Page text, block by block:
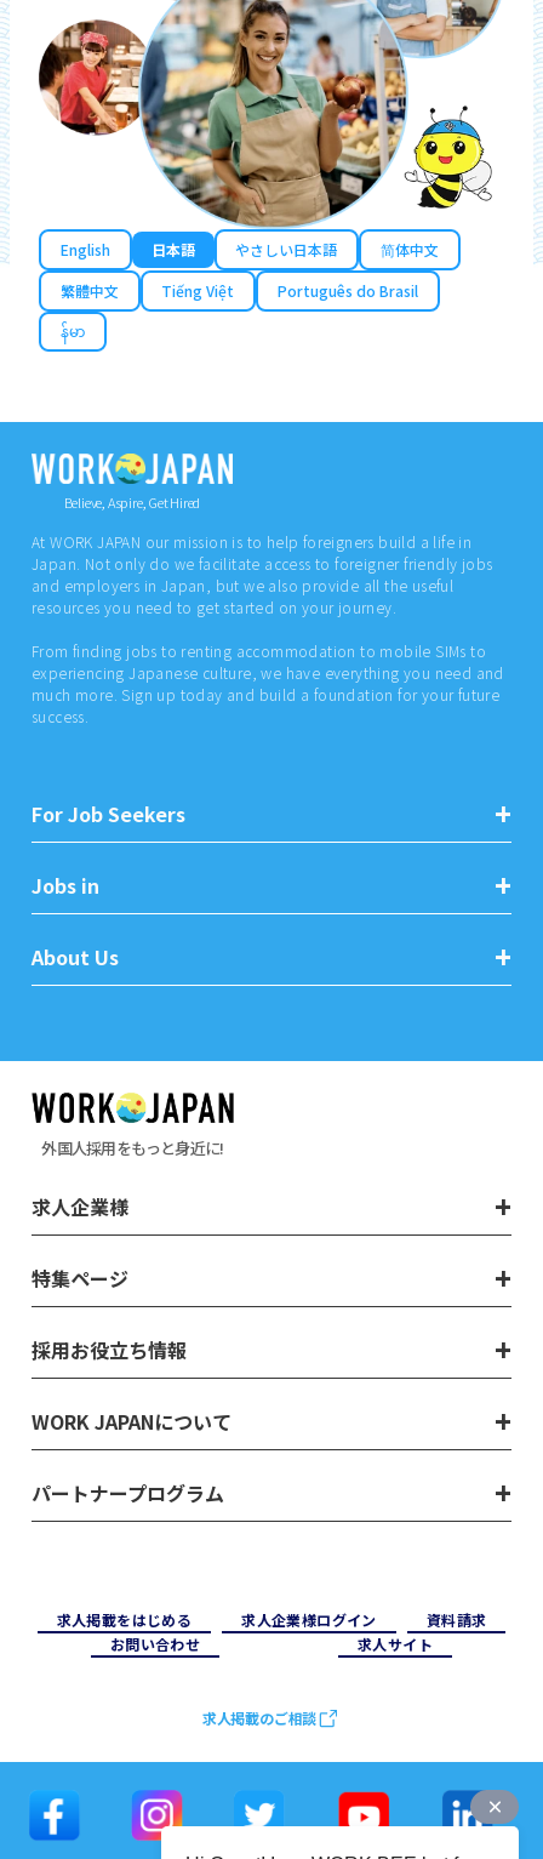
English 日本語 やさしい日本語
简体中文
繁體中文
Tiếng Việt
Português do Brasil
န်မာ
Believe, Aspire, Get Hired
At WORK JAPAN our mission is to help foreigners build a life in
Japan. Not only do we facilitate access to foreigner friendly jobs
and employers in Japan, but we also provide all the useful
resources you need to get started on your journey.
From finding jobs to renting accommodation to mobile SIMs to
experiencing Japanese culture, we have everything you need and
much more. Sign up today and build a foundation for your future
success.
For Job Seekers
Jobs in
About Us
外国人採用をもっと身近に!
求人企業様
特集ページ
採用お役立ち情報
WORK JAPANについて
パートナープログラム
求⼈掲載をはじめる 求⼈企業様ログイン
資料請求
お問い合わせ
求⼈サイト
求人掲載のご相談